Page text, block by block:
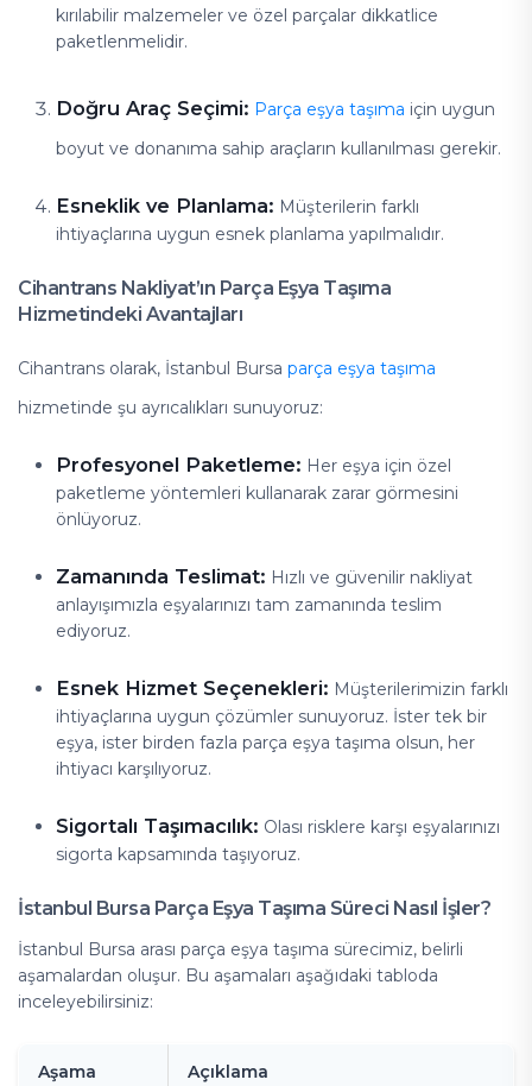
kırılabilir malzemeler ve özel parçalar dikkatlice
paketlenmelidir.
Doğru Araç Seçimi: Parça eşya taşıma için uygun
boyut ve donanıma sahip araçların kullanılması gerekir.
Esneklik ve Planlama: Müşterilerin farklı
ihtiyaçlarına uygun esnek planlama yapılmalıdır.
Cihantrans Nakliyat’ın Parça Eşya Taşıma
Hizmetindeki Avantajları
Cihantrans olarak, İstanbul Bursa parça eşya taşıma
hizmetinde şu ayrıcalıkları sunuyoruz:
Profesyonel Paketleme: Her eşya için özel
paketleme yöntemleri kullanarak zarar görmesini
önlüyoruz.
Zamanında Teslimat: Hızlı ve güvenilir nakliyat
anlayışımızla eşyalarınızı tam zamanında teslim
ediyoruz.
Esnek Hizmet Seçenekleri: Müşterilerimizin farklı
ihtiyaçlarına uygun çözümler sunuyoruz. İster tek bir
eşya, ister birden fazla parça eşya taşıma olsun, her
ihtiyacı karşılıyoruz.
Sigortalı Taşımacılık: Olası risklere karşı eşyalarınızı
sigorta kapsamında taşıyoruz.
İstanbul Bursa Parça Eşya Taşıma Süreci Nasıl İşler?
İstanbul Bursa arası parça eşya taşıma sürecimiz, belirli
aşamalardan oluşur. Bu aşamaları aşağıdaki tabloda
inceleyebilirsiniz:
Aşama Açıklama